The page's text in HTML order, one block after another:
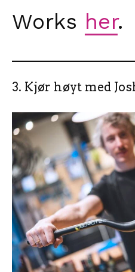
Works her.
3. Kjør høyt med